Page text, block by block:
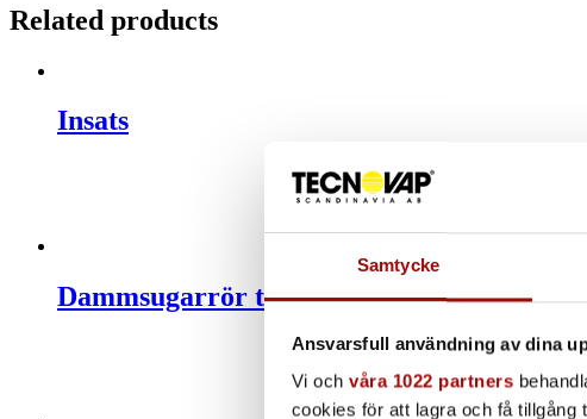
Samtycke
Ansvarsfull användning av dina
Vi och våra 1022 partners
cookies för att lagra och få tillgång
Related products
Insats
Dammsugarrör teleskop